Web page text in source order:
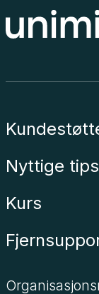
Nyttige tips
Kurs